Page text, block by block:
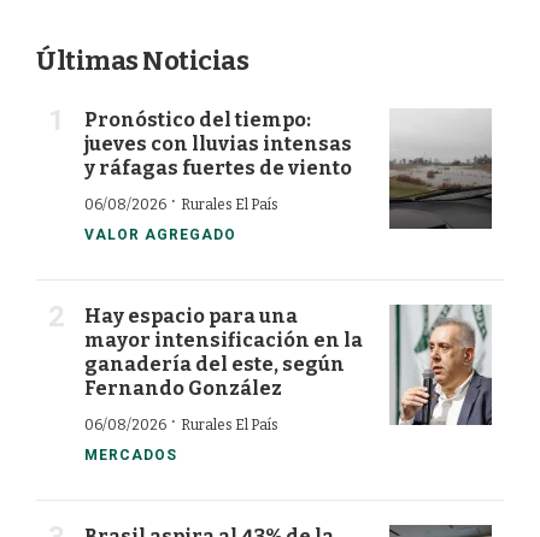
Últimas Noticias
Pronóstico del tiempo:
jueves con lluvias intensas
y ráfagas fuertes de viento
06/08/2026 · Rurales El País
VALOR AGREGADO
Hay espacio para una
mayor intensificación en la
ganadería del este, según
Fernando González
06/08/2026 · Rurales El País
MERCADOS